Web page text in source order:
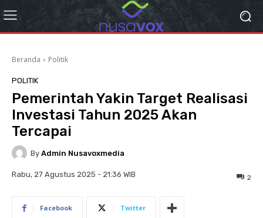
Beranda Politik
POLITIK
Pemerintah Yakin Target Realisasi
Investasi Tahun 2025 Akan
Tercapai
By Admin Nusavoxmedia
Rabu, 27 Agustus 2025 - 21:36 WIB 2
Facebook Twitter